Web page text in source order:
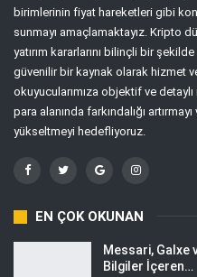
birimlerinin fiyat hareketleri gibi
sunmayı amaçlamaktayız. Kripto
yatırım kararlarını bilinçli bir
güvenilir bir kaynak olarak hizmet
okuyucularımıza objektif ve
para alanında farkındalığı
yükseltmeyi hedefliyoruz.
EN ÇOK OKUNAN
Messari, Galxe
Bilgiler İçeren…